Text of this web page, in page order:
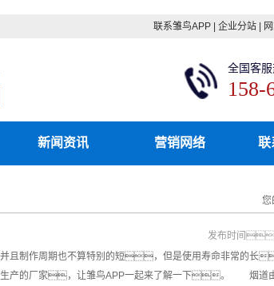
联系雏鸟APP 企业分站
全国客
158-
新闻资讯
新闻知识
营销网络 联
您
且制作周期也不算特别的短，但是使用寿命非常的长
生产的厂家，让雏鸟APP一起来了解一下。 烟道
发布时间